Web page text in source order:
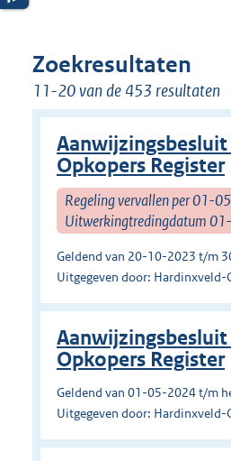
Zoekresultaten
11-20 van de 453 resultaten
Opkopers Register
Regeling vervallen per 01-
Uitwerkingtredingdatum
Geldend van 20-10-2023 t/m
Uitgegeven door: Hardinxveld-
Opkopers Register
Geldend van 01-05-2024 t/m
Uitgegeven door: Hardinxveld-